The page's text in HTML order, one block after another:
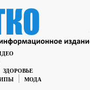
ЗДОРОВЬЕ
МОДА